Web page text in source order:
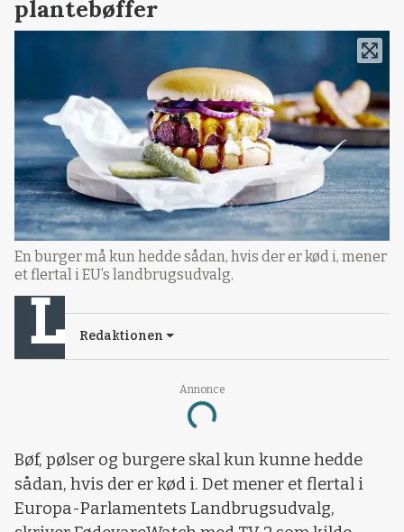
Annonce
Loading...
plantebøffer
En burger må kun hedde sådan, hvis der er kød i, mener
et flertal i EU’s landbrugsudvalg.
Redaktionen
Bøf, pølser og burgere skal kun kunne hedde
sådan, hvis der er kød i. Det mener et flertal i
Europa-Parlamentets Landbrugsudvalg,